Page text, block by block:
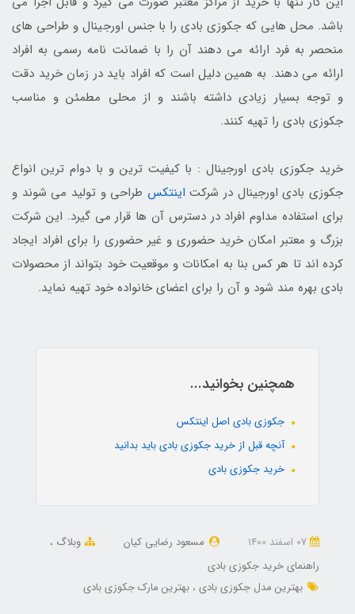
باشد. محل هایی که جکوزی بادی را با جنس اورجینال و طراحی های
منحصر به فرد ارائه می دهند آن را با ضمانت نامه رسمی به افراد
ارائه می دهند. به همین دلیل است که افراد باید در زمان خرید دقت
و توجه بسیار زیادی داشته باشند و از محلی مطمئن و مناسب
جکوزی بادی را تهیه کنند.
خرید جکوزی بادی اورجینال : با کیفیت ترین و با دوام ترین انواع
جکوزی بادی اورجینال در شرکت اینتکس طراحی و تولید می شوند و
برای استفاده مداوم افراد در دسترس آن ها قرار می گیرد. این شرکت
بزرگ و معتبر امکان خرید حضوری و غیر حضوری را برای افراد ایجاد
کرده اند تا هر کس بنا به امکانات و موقعیت خود بتواند از محصولات
بادی بهره مند شود و آن را برای اعضای خانواده خود تهیه نماید.
همچنین بخوانید...
جکوزی بادی اصل اینتکس
آنچه قبل از خرید جکوزی بادی باید بدانید
خرید جکوزی بادی
مسعود رضایی کیان
وبلاگ
راهنمای خرید جکوزی بادی
بهترین مدل جکوزی بادی بهترین مارک جکوزی بادی